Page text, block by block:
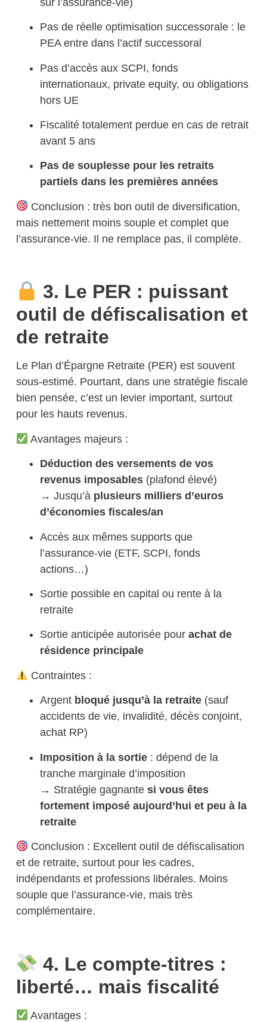
Pas de réelle optimisation successorale : le
PEA entre dans l’actif successoral
Pas d’accès aux SCPI, fonds
internationaux, private equity, ou obligations
hors UE
Fiscalité totalement perdue en cas de retrait
avant 5 ans
Pas de souplesse pour les retraits
partiels dans les premières années
Conclusion : très bon outil de diversification,
mais nettement moins souple et complet que
l’assurance-vie. Il ne remplace pas, il complète.
3. Le PER : puissant
outil de défiscalisation et
de retraite
Le Plan d’Épargne Retraite (PER) est souvent
sous-estimé. Pourtant, dans une stratégie fiscale
bien pensée, c’est un levier important, surtout
pour les hauts revenus.
Avantages majeurs :
Déduction des versements de vos
revenus imposables(plafond élevé)
→ Jusqu’à plusieurs milliers d’euros
d’économies fiscales/an
Accès aux mêmes supports que
l’assurance-vie (ETF, SCPI, fonds
actions…)
Sortie possible en capital ou rente à la
retraite
Sortie anticipée autorisée pour achat de
résidence principale
Contraintes :
Argent bloqué jusqu’à la retraite(sauf
accidents de vie, invalidité, décès conjoint,
achat RP)
Imposition à la sortie: dépend de la
tranche marginale d’imposition
→ Stratégie gagnante si vous êtes
fortement imposé aujourd’hui et peu à la
retraite
Conclusion : Excellent outil de défiscalisation
et de retraite, surtout pour les cadres,
indépendants et professions libérales. Moins
souple que l’assurance-vie, mais très
complémentaire.
4. Le compte-titres :
liberté… mais fiscalité
Avantages :